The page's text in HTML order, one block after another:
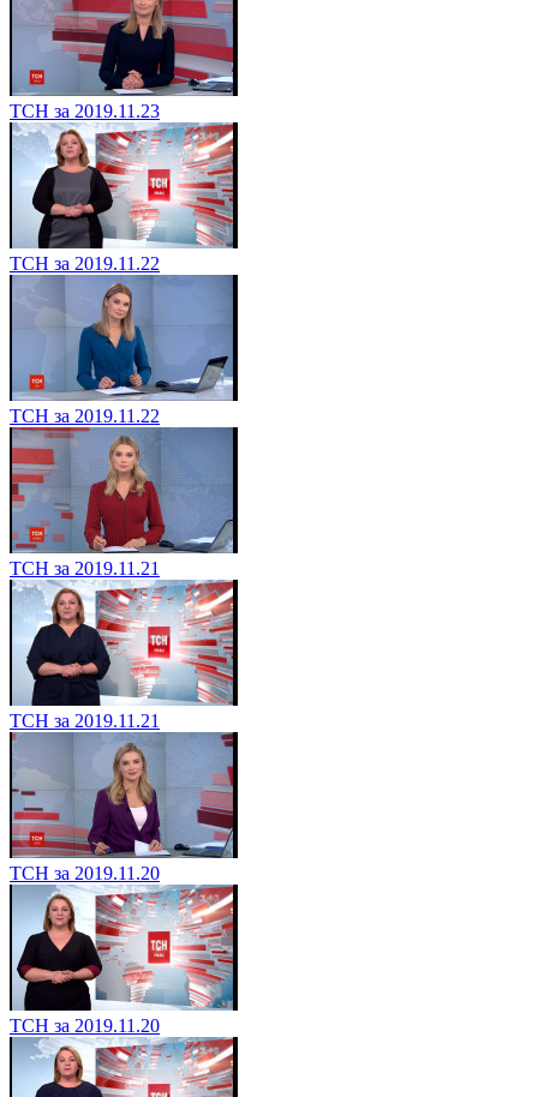
ТСН за 2019.11.23
ТСН за 2019.11.22
ТСН за 2019.11.22
ТСН за 2019.11.21
ТСН за 2019.11.21
ТСН за 2019.11.20
ТСН за 2019.11.20